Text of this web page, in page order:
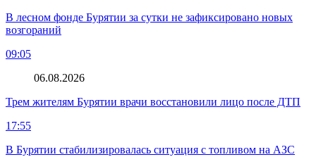
В лесном фонде Бурятии за сутки не зафиксировано новых
возгораний
09:05
06.08.2026
Трем жителям Бурятии врачи восстановили лицо после ДТП
17:55
В Бурятии стабилизировалась ситуация с топливом на АЗС